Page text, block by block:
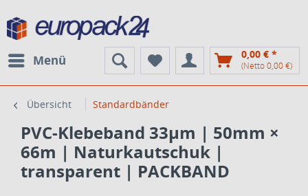
Menü 0,00 € *
(Netto 0,00 €)
Übersicht Standardbänder
PVC-Klebeband 33µm | 50mm ×
66m | Naturkautschuk |
transparent | PACKBAND